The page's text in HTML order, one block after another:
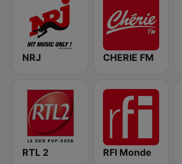
NRJ CHERIE FM
RTL 2 RFI Monde